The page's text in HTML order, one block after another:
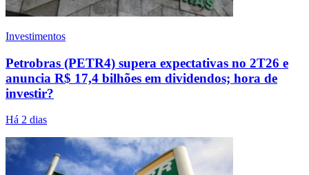
Investimentos
Petrobras (PETR4) supera expectativas no 2T26 e
anuncia R$ 17,4 bilhões em dividendos; hora de
investir?
Há 2 dias